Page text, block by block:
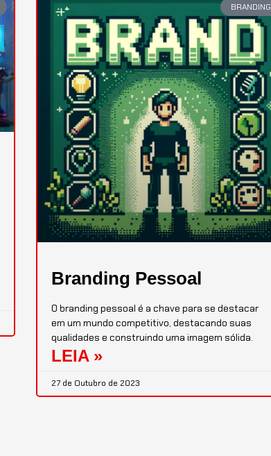
BRANDING
Branding Pessoal
O branding pessoal é a chave para se destacar
em um mundo competitivo, destacando suas
qualidades e construindo uma imagem sólida.
LEIA »
27 de Outubro de 2023